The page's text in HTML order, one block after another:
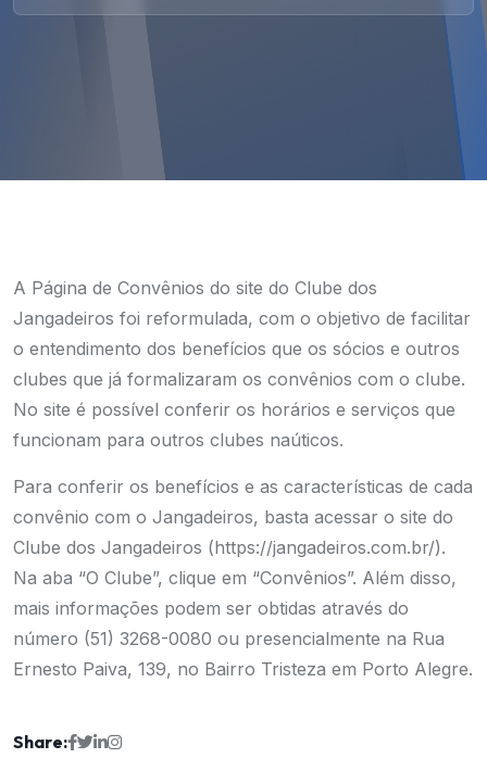
A Página de Convênios do site do Clube dos
Jangadeiros foi reformulada, com o objetivo de facilitar
o entendimento dos benefícios que os sócios e outros
clubes que já formalizaram os convênios com o clube.
No site é possível conferir os horários e serviços que
funcionam para outros clubes naúticos.
Para conferir os benefícios e as características de cada
convênio com o Jangadeiros, basta acessar o site do
Clube dos Jangadeiros (https://jangadeiros.com.br/).
Na aba “O Clube”, clique em “Convênios”. Além disso,
mais informações podem ser obtidas através do
número (51) 3268-0080 ou presencialmente na Rua
Ernesto Paiva, 139, no Bairro Tristeza em Porto Alegre.
Share: